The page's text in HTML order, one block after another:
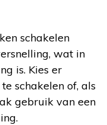
schakelen
wat in
is. Kies er
schakelen of, als
gebruik van een